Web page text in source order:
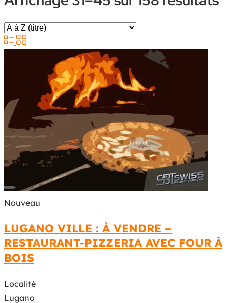
Nouveau
LUGANO VILLE : À VENDRE –
RESTAURANT-PIZZERIA AVEC FOUR À
BOIS
Localité
Lugano